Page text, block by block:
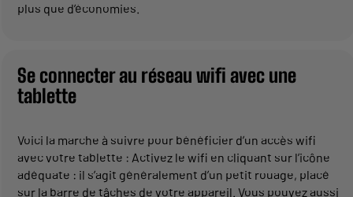
plus que d’économies.
Se connecter au réseau wifi avec une
tablette
Voici la marche à suivre pour bénéficier d’un accès wifi
avec votre tablette : Activez le wifi en cliquant sur l’icône
adéquate : il s’agit généralement d’un petit rouage, placé
sur la barre de tâches de votre appareil. Vous pouvez aussi